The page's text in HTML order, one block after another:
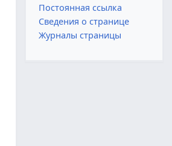
Постоянная ссылка
Сведения о странице
Журналы страницы